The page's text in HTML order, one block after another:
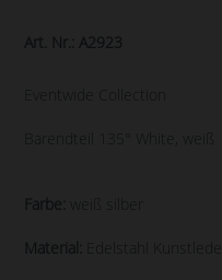
Art. Nr.: A2923
Eventwide Collection
Barendteil 135° White, weiß
Farbe: weiß silber
Material: Edelstahl Kunstleder